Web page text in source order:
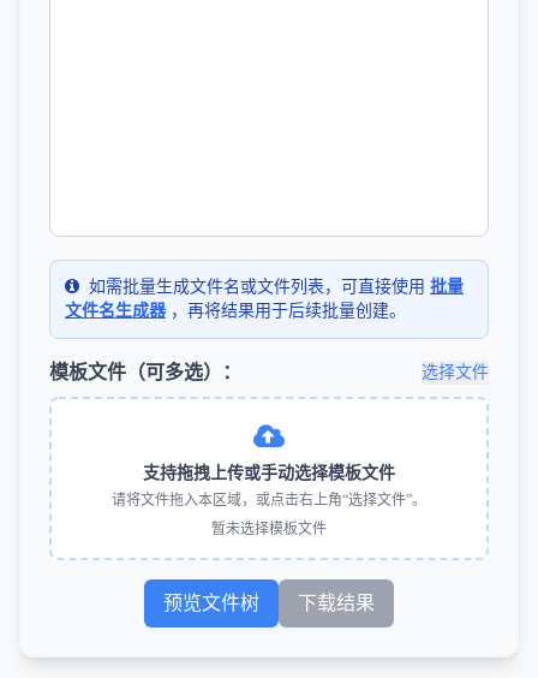
如需批量生成文件名或文件列表，可直接使用 批量
文件名生成器，再将结果用于后续批量创建。
模板文件（可多选）： 选择文件
支持拖拽上传或手动选择模板文件
请将文件拖入本区域，或点击右上角“选择文件”。
暂未选择模板文件
预览文件树 下载结果